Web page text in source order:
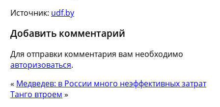
Источник: udf.by
Добавить комментарий
Для отправки комментария вам необходимо
авторизоваться.
« Медведев: в России много неэффективных затрат
Танго втроем »